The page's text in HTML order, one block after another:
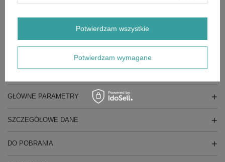
Odległość między blatem a wrzecionem (mm): 105
Średnica kolumny (mm): 46
Zasilanie (V): 230 V / 50 Hz / 1 Ph
GŁÓWNE PARAMETRY
SZCZEGÓŁOWE DANE
DO POBRANIA
Potwierdzam wymagane
Potwierdzam wszystkie